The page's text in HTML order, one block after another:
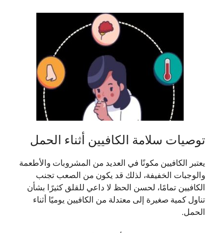
توصيات سلامة الكافيين أثناء الحمل
يعتبر الكافيين مكونًا في العديد من المشروبات والأطعمة
والوجبات الخفيفة، لذلك قد يكون من الصعب تجنب
الكافيين تمامًا، لحسن الحظ لا داعي للقلق كثيرًا بشأن
تناول كمية صغيرة إلى معتدلة من الكافيين يوميًا أثناء
الحمل.